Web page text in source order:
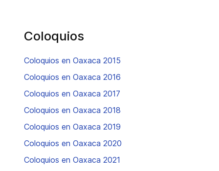
Coloquios
Coloquios en Oaxaca 2015
Coloquios en Oaxaca 2016
Coloquios en Oaxaca 2017
Coloquios en Oaxaca 2018
Coloquios en Oaxaca 2019
Coloquios en Oaxaca 2020
Coloquios en Oaxaca 2021